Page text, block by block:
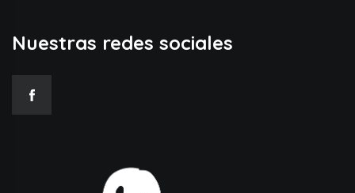
Nuestras redes sociales